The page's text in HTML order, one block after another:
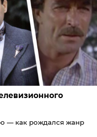
— как рождался жанр